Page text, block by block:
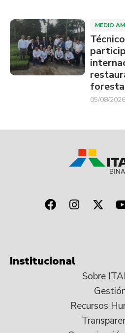
MEDIO
05/08/2026
Institucional
Sobre
Recursos